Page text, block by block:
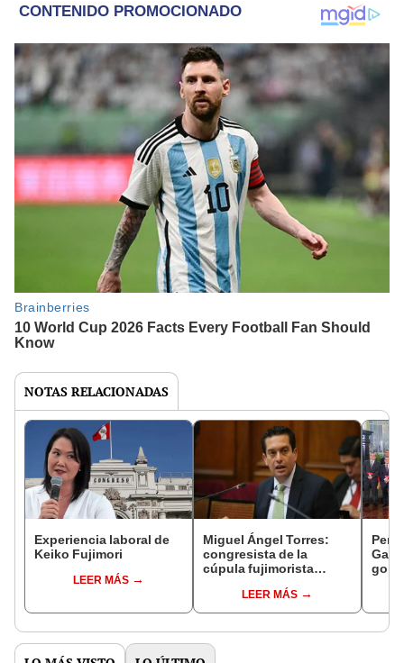
NOTAS RELACIONADAS
Experiencia laboral de
Keiko Fujimori
LEER MÁS
Miguel Ángel Torres:
congresista de la
cúpula fujimorista
del SenadoLEER MÁS